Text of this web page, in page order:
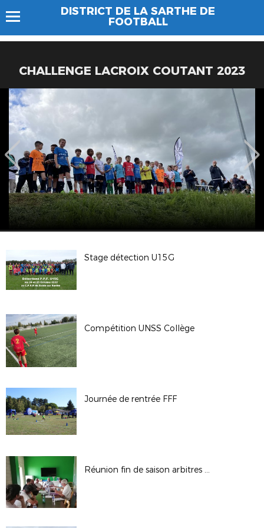
DISTRICT DE LA SARTHE DE
FOOTBALL
CHALLENGE LACROIX COUTANT 2023
Stage détection U15G
Compétition UNSS Collège
Journée de rentrée FFF
Réunion fin de saison arbitres de District